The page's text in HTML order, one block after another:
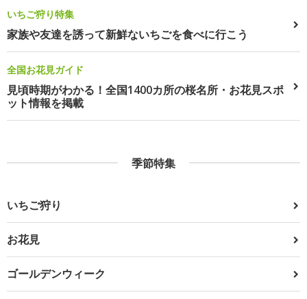
いちご狩り特集
家族や友達を誘って新鮮ないちごを食べに行こう
全国お花見ガイド
見頃時期がわかる！全国1400カ所の桜名所・お花見スポ
ット情報を掲載
季節特集
いちご狩り
お花見
ゴールデンウィーク